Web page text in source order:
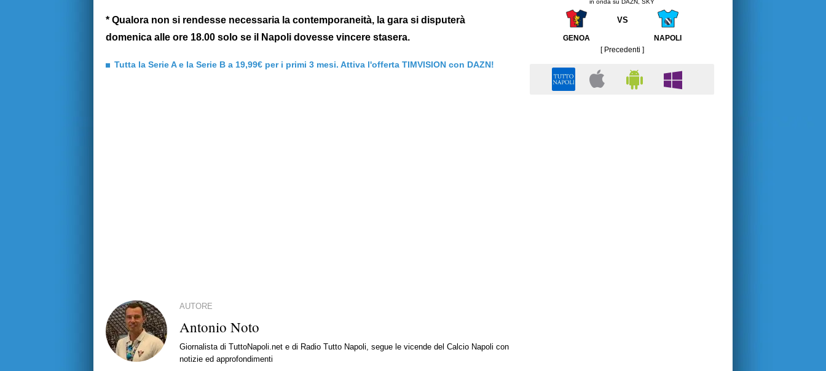
* Qualora non si rendesse necessaria la contemporaneità, la gara si disputerà
domenica alle ore 18.00 solo se il Napoli dovesse vincere stasera.
Tutta la Serie A e la Serie B a 19,99€ per i primi 3 mesi. Attiva l'offerta TIMVISION con DAZN!
AUTORE
Antonio Noto
Giornalista di TuttoNapoli.net e di Radio Tutto Napoli, segue le vicende del Calcio Napoli con
notizie ed approfondimenti
in onda su DAZN, SKY
VS
GENOA
NAPOLI
[ Precedenti ]